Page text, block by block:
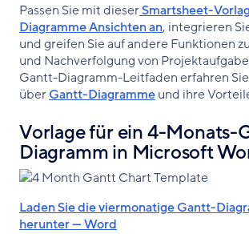
Passen Sie mit dieserSmartsheet-
Diagramme Ansichten an, integrieren
und greifen Sie auf andere Funktionen
und Nachverfolgung von
Gantt-Diagramm-Leitfaden erfahren
überGantt-Diagrammeund ihre
Vorlage für ein 4-Monats-
Diagramm in Microsoft
Laden Sie die viermonatige Gantt-
herunter — Word